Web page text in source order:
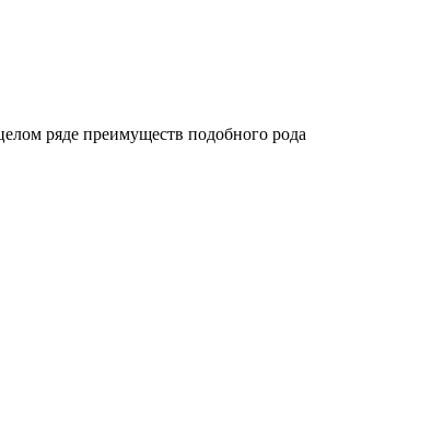
ряде преимуществ подобного рода